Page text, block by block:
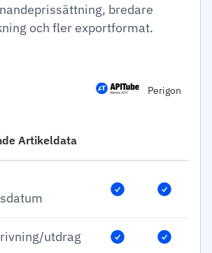
bredare
och fler exportformat.
Perigon
Artikeldata
utdrag